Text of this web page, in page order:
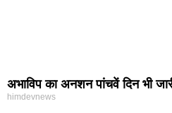
अभाविप का अनशन पांचवें दिन भी
himdevnews